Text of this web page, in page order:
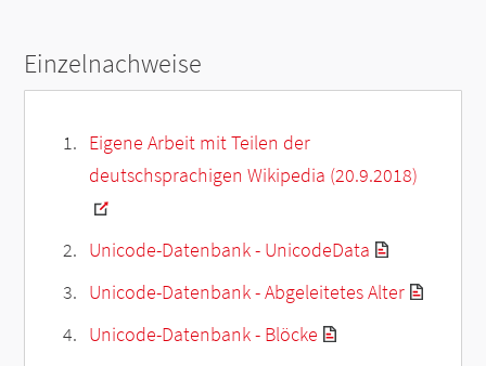
Einzelnachweise
Eigene Arbeit mit Teilen der
deutschsprachigen Wikipedia (20.9.2018)
Unicode-Datenbank - UnicodeData
Unicode-Datenbank - Abgeleitetes Alter
Unicode-Datenbank - Blöcke